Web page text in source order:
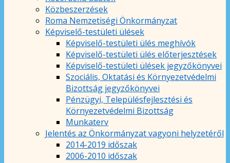
Közbeszerzések
Roma Nemzetiségi Önkormányzat
Képviselő-testületi ülések
Képviselő-testületi ülés meghívók
Képviselő-testületi ülés előterjesztések
Képviselő-testületi ülések jegyzőkönyvei
Szociális, Oktatási és Környezetvédelmi
Bizottság jegyzőkönyvei
Pénzügyi, Településfejlesztési és
Környezetvédelmi Bizottság
Munkaterv
Jelentés az Önkormányzat vagyoni helyzetéről
2014-2019 időszak
2006-2010 időszak